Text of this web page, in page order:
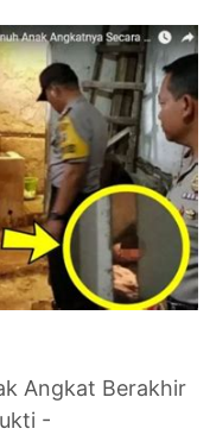
Angkat Berakhir
-